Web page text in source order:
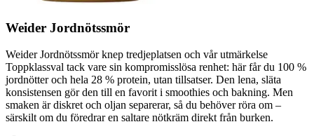
Weider Jordnötssmör
Weider Jordnötssmör knep tredjeplatsen och vår utmärkelse
Toppklassval tack vare sin kompromisslösa renhet: här får du 100 %
jordnötter och hela 28 % protein, utan tillsatser. Den lena, släta
konsistensen gör den till en favorit i smoothies och bakning. Men
smaken är diskret och oljan separerar, så du behöver röra om –
särskilt om du föredrar en saltare nötkräm direkt från burken.